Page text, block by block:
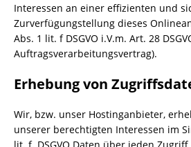
Interessen an einer effizienten und
Zurverfügungstellung dieses
Abs. 1 lit. f DSGVO i.V.m. Art. 28
Auftragsverarbeitungsvertrag).
Erhebung von
Wir, bzw. unser Hostinganbieter,
unserer berechtigten Interessen im